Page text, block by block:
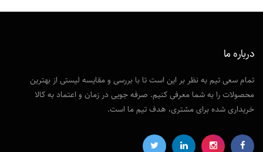
درباره ما
تمام سعی تیم به نظر بر این است تا با بررسی و مقایسه لیستی از بهترین
محصولات را به شما معرفی کنیم. صرفه جویی در زمان و اعتماد به کالا
خریداری شده برای مشتری، هدف تیم ما است.